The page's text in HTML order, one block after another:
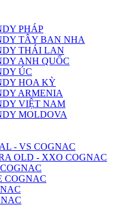
PHÁP
TÂY BAN NHA
THÁI LAN
ANH QUỐC
ÚC
HOA KỲ
ARMENIA
VIỆT NAM
MOLDOVA
- VS COGNAC
OLD - XXO COGNAC
COGNAC